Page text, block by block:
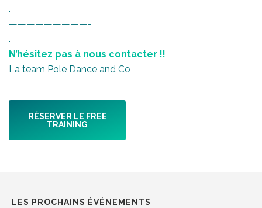
.
—————————-
.
N’hésitez pas à nous contacter !!
La team Pole Dance and Co
RÉSERVER LE FREE
TRAINING
LES PROCHAINS ÉVÉNEMENTS